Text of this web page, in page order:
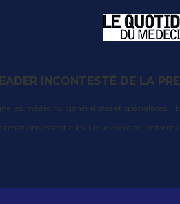
INCONTESTÉ DE LA
médecins, généralistes et spécialistes,
essentielles à leur exercice :